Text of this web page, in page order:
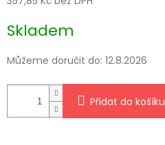
cena:
Skladem
Můžeme doručit do: 12.8.2026
Přidat do košíku